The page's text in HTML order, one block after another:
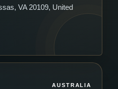
VA 20109, United
AUSTRALIA